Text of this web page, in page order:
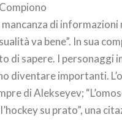
mancanza di
va bene”. In sua
di sapere. I personaggi
diventare importanti.
di Alekseyev;
su prato”, una